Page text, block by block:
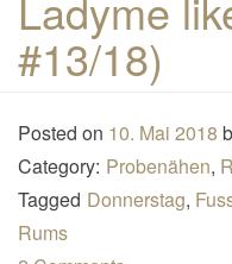
#13/18)
Posted on 10. Mai 2018
Category: Probenähen,
Tagged Donnerstag,
Rums